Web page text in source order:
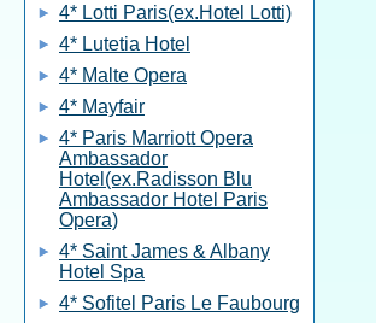
4* Lotti Paris(ex.Hotel Lotti)
4* Lutetia Hotel
4* Malte Opera
4* Mayfair
4* Paris Marriott Opera
Ambassador
Hotel(ex.Radisson Blu
Ambassador Hotel Paris
Opera)
4* Saint James & Albany
Hotel Spa
4* Sofitel Paris Le Faubourg